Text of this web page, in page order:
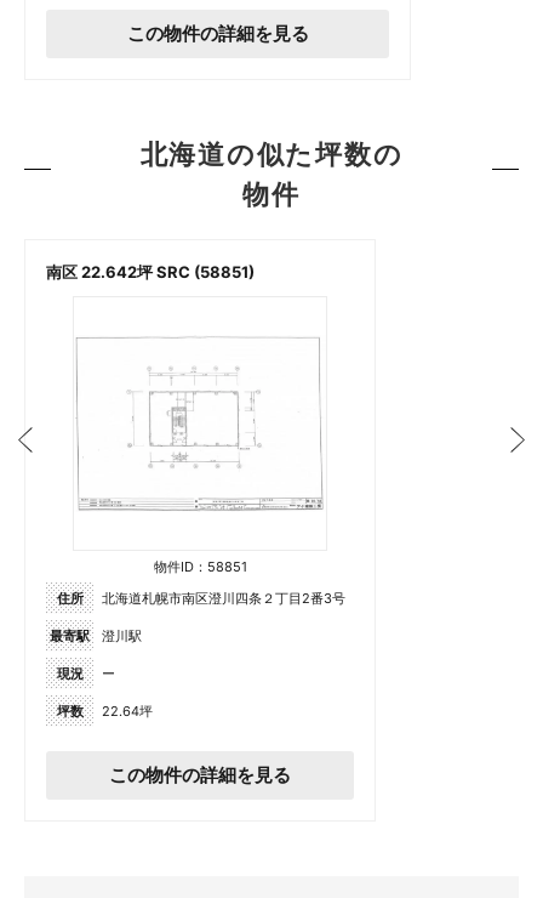
この物件の詳細を見る
北海道の似た坪数の
物件
南区 22.642坪 SRC (58851)
物件ID：58851
住所
北海道札幌市南区澄川四条２丁目2番3号
最寄駅 澄川駅
現況 ー
坪数 22.64坪
この物件の詳細を見る